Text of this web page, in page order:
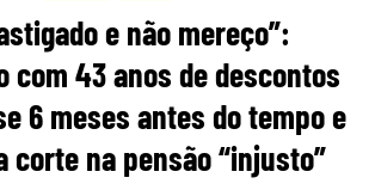
e não mereço”:
com 43 anos de descontos
6 meses antes do tempo e
corte na pensão “injusto”